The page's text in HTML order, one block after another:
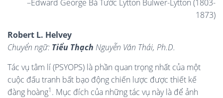
–Edward George Bá Tước Lytton Bulwer-Lytton (1803-
1873)
Robert L. Helvey
Chuyển ngữ: Tiểu Thạch Nguyễn Văn Thái, Ph.D.
Tác vụ tâm lí (PSYOPS) là phần quan trọng nhất của một
cuộc đấu tranh bất bạo động chiến lược được thiết kế
đàng hoàng1 . Mục đích của những tác vụ này là để ảnh